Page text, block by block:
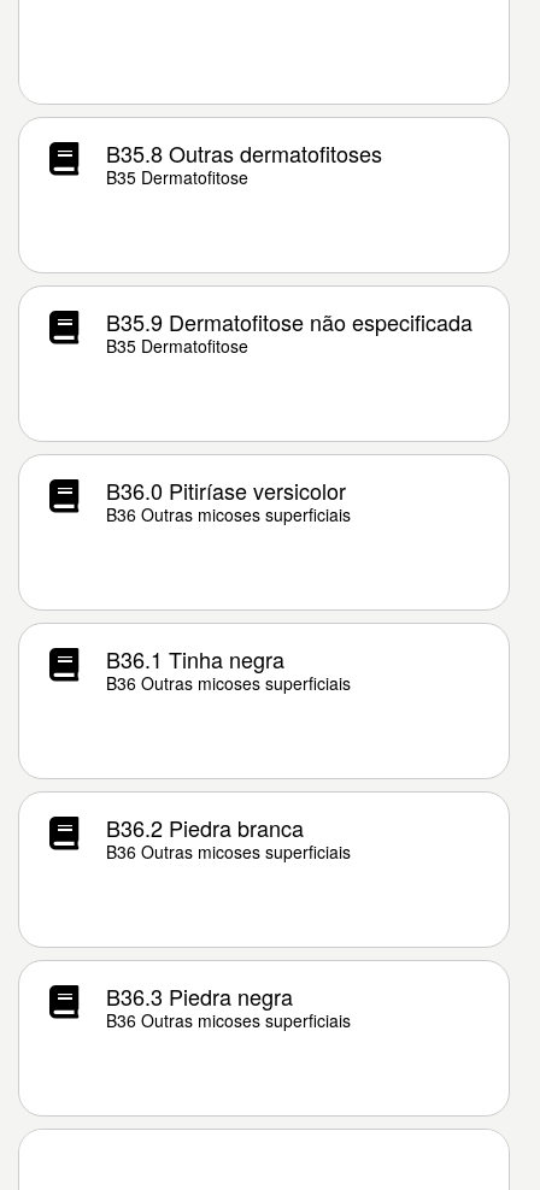
B35.8 Outras dermatofitoses
B35 Dermatofitose
B35.9 Dermatofitose não especificada
B35 Dermatofitose
B36.0 Pitiríase versicolor
B36 Outras micoses superficiais
B36.1 Tinha negra
B36 Outras micoses superficiais
B36.2 Piedra branca
B36 Outras micoses superficiais
B36.3 Piedra negra
B36 Outras micoses superficiais